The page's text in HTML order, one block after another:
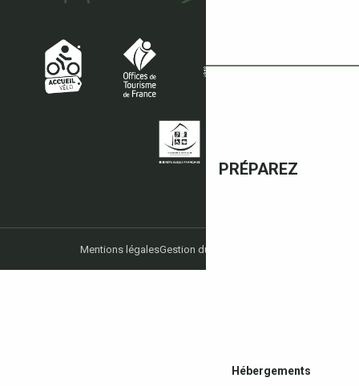
PRÉPAREZ
Hébergements
Mentions légalesGestion du consentement